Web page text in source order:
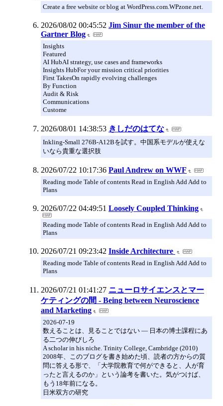
Create a free website or blog at WordPress.com.WPzone.net.
2026/08/02 00:45:52 Jim Sinur the member of the
Gartner Blog
Insights
Featured
AI HubAI strategy, use cases and frameworks
Insights HubFor your mission critical priorities
First TakesOn rapidly evolving challenges
By Function
Audit & Risk
Communications
Custome
2026/08/01 14:38:53 きしだのはてな
Inkling-Small 276B-A12Bを試す。中国系モデルが使えな
いなら貴重な選択肢
2026/07/22 10:17:36 Paul Andrew on WWF
Reading mode Table of contents Read in English Add Add to
Plans
2026/07/22 04:49:51 Loosely Coupled Thinking
Reading mode Table of contents Read in English Add Add to
Plans
2026/07/21 09:23:42 Inside Architecture
Reading mode Table of contents Read in English Add Add to
Plans
2026/07/21 01:41:27 ニューロサイエンスとマー
ケティングの間 - Being between Neuroscience
and Marketing
2026-07-19
数えることは、見ることではない — 日本の博士課程にあ
る二つの伸びしろ
A scholar in his niche. Trinity College, Cambridge (2010)
2008年、このブログを書き始めた頃、読者の方からの質
問に答える形で、「大学院教育で何ができると、人が育
ったと言えるのか」という論考を書いた。気がつけば、
もう18年前になる。
日米双方の研究